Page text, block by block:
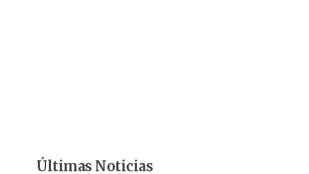
Últimas Noticias